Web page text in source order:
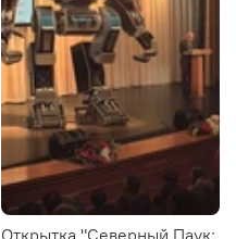
Открытка "Северный Паук: